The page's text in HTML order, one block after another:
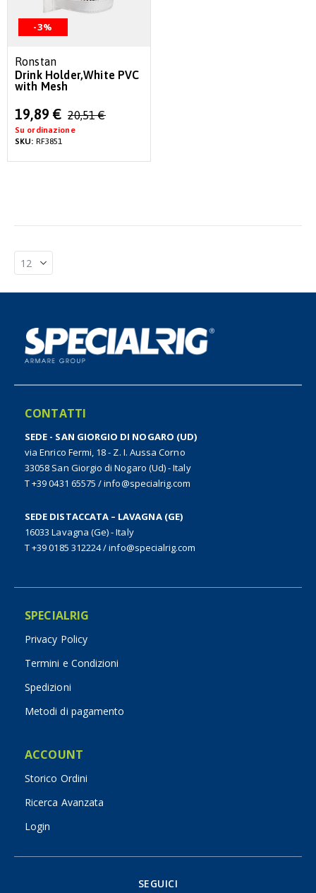
-3%
Ronstan
Drink Holder,White PVC
with Mesh
Special
Price
19,89 € 20,51 €
Su ordinazione
SKU: RF3851
CONTATTI
SEDE - SAN GIORGIO DI NOGARO (UD)
via Enrico Fermi, 18 - Z. I. Aussa Corno
33058 San Giorgio di Nogaro (Ud) - Italy
T +39 0431 65575 /info@specialrig.com
SEDE DISTACCATA – LAVAGNA (GE)
16033 Lavagna (Ge) - Italy
T +39 0185 312224/info@specialrig.com
SPECIALRIG
Privacy Policy
Termini e Condizioni
Spedizioni
Metodi di pagamento
ACCOUNT
Storico Ordini
Ricerca Avanzata
Login
SEGUICI